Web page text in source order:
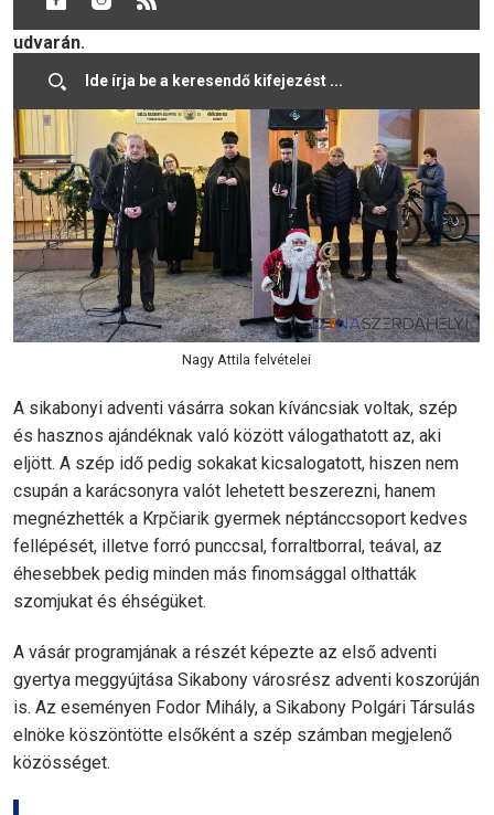
koszorúján a Sikabonyi Gálffy Ignác Közösségi Ház
udvarán.
Nagy Attila felvételei
A sikabonyi adventi vásárra sokan kíváncsiak voltak, szép
és hasznos ajándéknak való között válogathatott az, aki
eljött. A szép idő pedig sokakat kicsalogatott, hiszen nem
csupán a karácsonyra valót lehetett beszerezni, hanem
megnézhették a Krpčiarik gyermek néptánccsoport kedves
fellépését, illetve forró punccsal, forraltborral, teával, az
éhesebbek pedig minden más finomsággal olthatták
szomjukat és éhségüket.
A vásár programjának a részét képezte az első adventi
gyertya meggyújtása Sikabony városrész adventi koszorúján
is. Az eseményen Fodor Mihály, a Sikabony Polgári Társulás
elnöke köszöntötte elsőként a szép számban megjelenő
közösséget.